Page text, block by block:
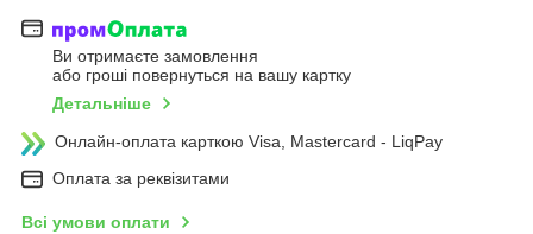
Ви отримаєте замовлення
або гроші повернуться на вашу картку
Детальніше
Онлайн-оплата карткою Visa, Mastercard - LiqPay
Оплата за реквізитами
Всі умови оплати